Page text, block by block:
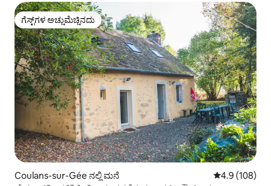
ಗೆಸ್ಟ್‌ಗಳ ಅಚ್ಚುಮೆಚ್ಚಿನದು
ಗೆಸ್ಟ್‌ಗಳ ಅಚ್ಚುಮೆಚ್ಚಿನದು
Coulans-sur-Gée ನಲ್ಲಿ ಮನೆ 5 ರಲ್ಲಿ 4.9
4.9 (108)